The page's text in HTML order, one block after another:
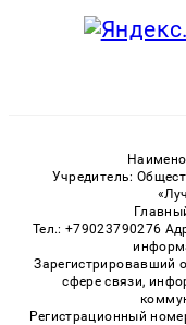
Учредитель:
Тел.: +79023790276
Зарегистрировавший
сфере связи,
Регистрационный